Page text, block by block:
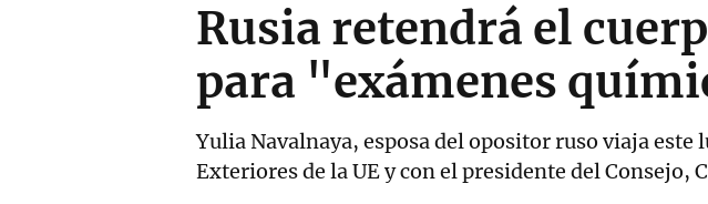
Rusia retendrá el
para "exámenes
Yulia Navalnaya, esposa del opositor ruso viaja
Exteriores de la UE y con el presidente del Consejo,